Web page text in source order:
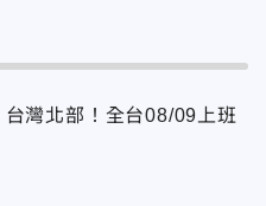
台灣北部！全台08/09上班